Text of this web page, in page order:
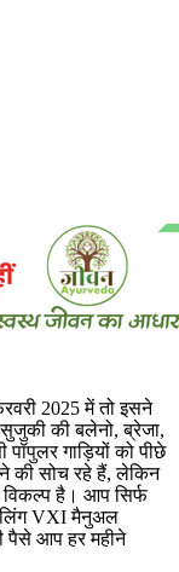
2025 में तो इसने
की बलेनो, ब्रेजा,
पॉपुलर गाड़ियों को पीछे
की सोच रहे हैं, लेकिन
विकल्प है। आप सिर्फ
VXI मैनुअल
पैसे आप हर महीने